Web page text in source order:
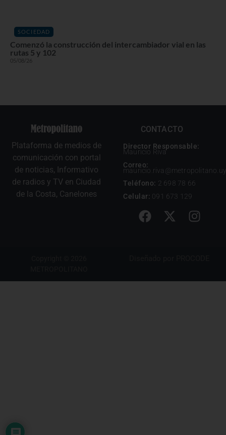
SOCIEDAD
Comenzó la construcción del intercambiador vial en las
rutas 5 y 102
05/08/26
Plataforma de medios de
comunicación con portal
de noticias, Informativo
de radios y TV en Ciudad
de la Costa, Canelones
CONTACTO
Director Responsable:
Mauricio Riva
Correo:
mauricio.riva@metropolitano.uy
Teléfono: 2 698 78 66
Celular: 091 673 129